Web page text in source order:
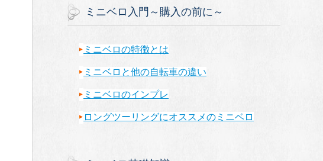
ミニベロ入門～購入の前に～
ミニベロの特徴とは
ミニベロと他の自転車の違い
ミニベロのインプレ
ロングツーリングにオススメのミニベロ